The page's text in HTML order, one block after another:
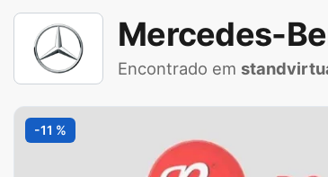
Mercedes-
Encontrado em
-11 %